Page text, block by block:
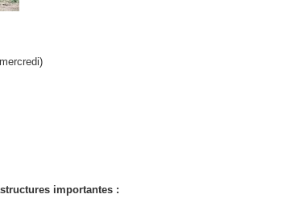
importantes :